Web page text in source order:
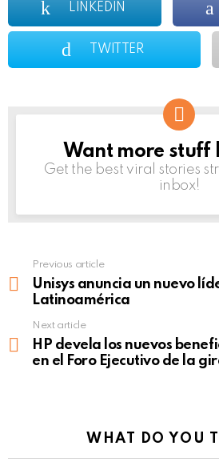
LINKEDIN
TWITTER
NEWSLETTER
Want more stuff
Get the best viral stories
inbox!
more
Previous article
Unisys anuncia un nuevo
Latinoamérica
Next article
HP devela los nuevos
en el Foro Ejecutivo de la
WHAT DO YOU